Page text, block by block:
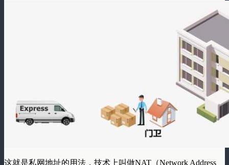
这就是私网地址的用法，技术上叫做NAT（Network Address